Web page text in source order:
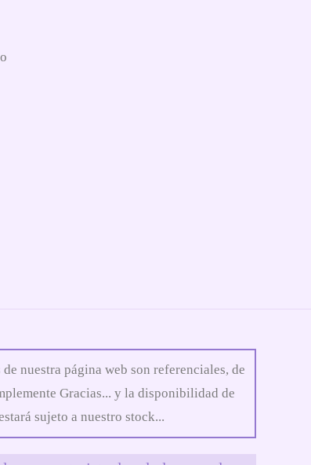
nuestra página web son referenciales, de
Gracias... y la disponibilidad de
sujeto a nuestro stock...